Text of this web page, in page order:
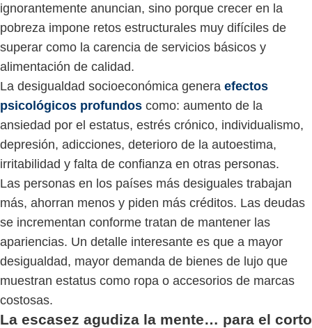
ignorantemente anuncian, sino porque crecer en la
pobreza impone retos estructurales muy difíciles de
superar como la carencia de servicios básicos y
alimentación de calidad.
La desigualdad socioeconómica genera efectos
psicológicos profundos como: aumento de la
ansiedad por el estatus, estrés crónico, individualismo,
depresión, adicciones, deterioro de la autoestima,
irritabilidad y falta de confianza en otras personas.
Las personas en los países más desiguales trabajan
más, ahorran menos y piden más créditos. Las deudas
se incrementan conforme tratan de mantener las
apariencias. Un detalle interesante es que a mayor
desigualdad, mayor demanda de bienes de lujo que
muestran estatus como ropa o accesorios de marcas
costosas.
La escasez agudiza la mente… para el corto